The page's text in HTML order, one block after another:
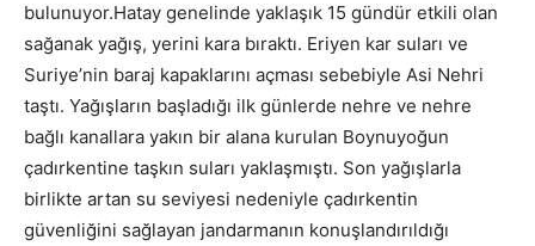
bulunuyor.Hatay genelinde yaklaşık 15 gündür etkili olan
sağanak yağış, yerini kara bıraktı. Eriyen kar suları ve
Suriye’nin baraj kapaklarını açması sebebiyle Asi Nehri
taştı. Yağışların başladığı ilk günlerde nehre ve nehre
bağlı kanallara yakın bir alana kurulan Boynuyoğun
çadırkentine taşkın suları yaklaşmıştı. Son yağışlarla
birlikte artan su seviyesi nedeniyle çadırkentin
güvenliğini sağlayan jandarmanın konuşlandırıldığı